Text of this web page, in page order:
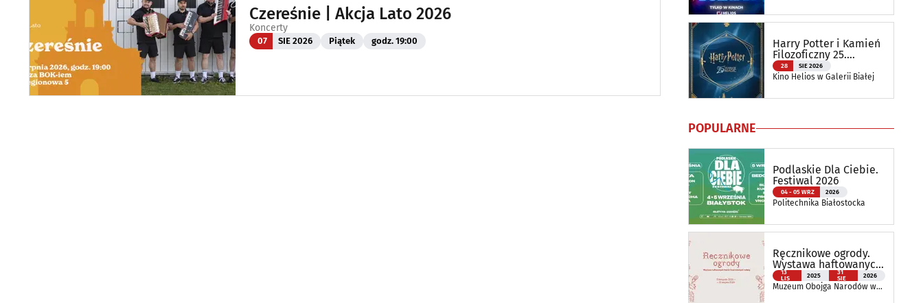
Czereśnie | Akcja Lato 2026
Koncerty
07 SIE 2026 Piątek godz. 19:00
Harry Potter i Kamień
Filozoficzny 25.
rocznica premiery |
Helios RePlay
28 SIE 2026
Kino Helios w Galerii Białej
POPULARNE
Podlaskie Dla Ciebie.
Festiwal 2026
04 - 05 WRZ 2026
Politechnika Białostocka
Ręcznikowe ogrody.
Wystawa haftowanych
tkanin inspirowanych
naturą
13
LIS
2025
31
SIE
2026
Muzeum Obojga Narodów w